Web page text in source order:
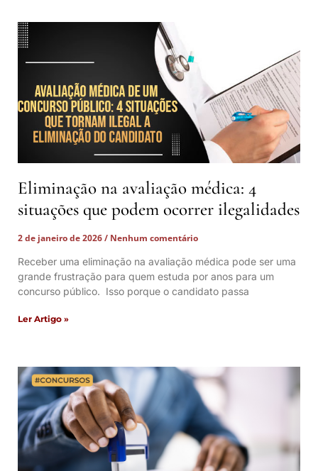
Eliminação na avaliação médica: 4
situações que podem ocorrer ilegalidades
2 de janeiro de 2026
Nenhum comentário
Receber uma eliminação na avaliação médica pode ser uma
grande frustração para quem estuda por anos para um
concurso público. Isso porque o candidato passa
Ler Artigo »